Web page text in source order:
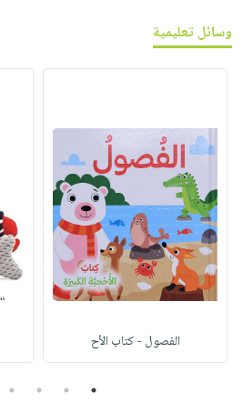
وسائل تعليمية
الفصول - كتاب الأح
1
2
3
4